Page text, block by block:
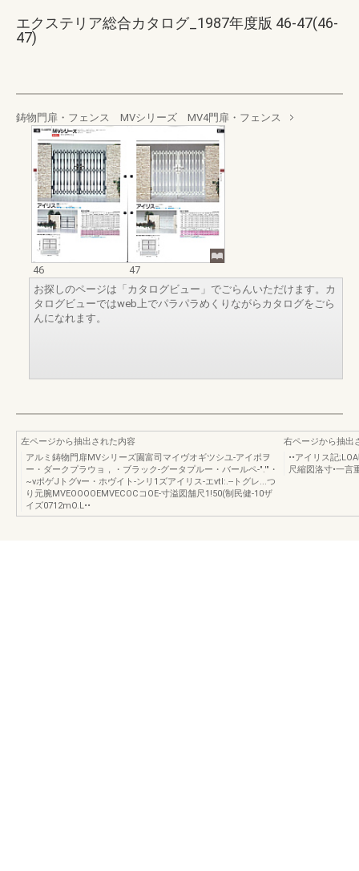
エクステリア総合カタログ_1987年度版 46-47(46-
47)
鋳物門扉・フェンス MVシリーズ MV4門扉・フェンス
46
47
お探しのページは「カタログビュー」でごらんいただけます。カ
タログビューではweb上でパラパラめくりながらカタログをごら
んになれます。
左ページから抽出された内容
アルミ鋳物門扉MVシリーズ園富司マイヴオギツシユ-アイポヲ
ー・ダークプラウョ，・ブラック-グータプルー・バールペ-".'"・
~νポゲJトグνー・ホヴイト-ンリ1ズアイリス-エνtl:.--トグレ...つ
り元腕MVEOOOOEMVECOCコOE-寸溢図舗尺1!50(制民健-10ザ
イズ0712mO.L••
右ページから抽出
••アイリス記
尺縮図洛寸•一言